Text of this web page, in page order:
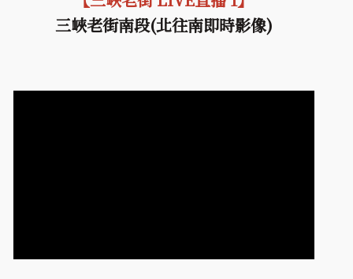
三峽老街南段(北往南即時影像)